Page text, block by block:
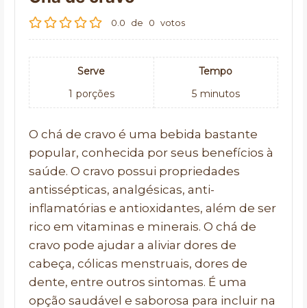
0.0 de 0 votos
Serve
1 porções
Tempo
5 minutos
O chá de cravo é uma bebida bastante
popular, conhecida por seus benefícios à
saúde. O cravo possui propriedades
antissépticas, analgésicas, anti-
inflamatórias e antioxidantes, além de ser
rico em vitaminas e minerais. O chá de
cravo pode ajudar a aliviar dores de
cabeça, cólicas menstruais, dores de
dente, entre outros sintomas. É uma
opção saudável e saborosa para incluir na